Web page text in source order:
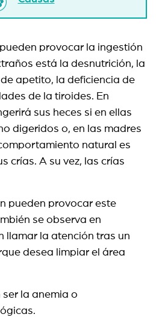
provocar la ingestión
está la desnutrición, la
apetito, la deficiencia de
de la tiroides. En
sus heces si en ellas
digeridos o, en las madres
natural es
crías. A su vez, las crías
pueden provocar este
se observa en
llamar la atención tras un
desea limpiar el área
la anemia o